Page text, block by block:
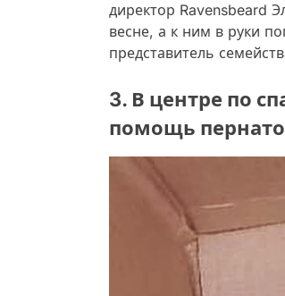
директор Ravensbeard
весне, а к ним в руки
представитель
3. В центре по
помощь